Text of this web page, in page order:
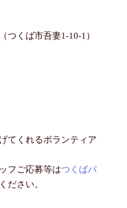
つくば市吾妻1-10-1）
てくれるボランティア
フご応募等はつくばパ
ださい。